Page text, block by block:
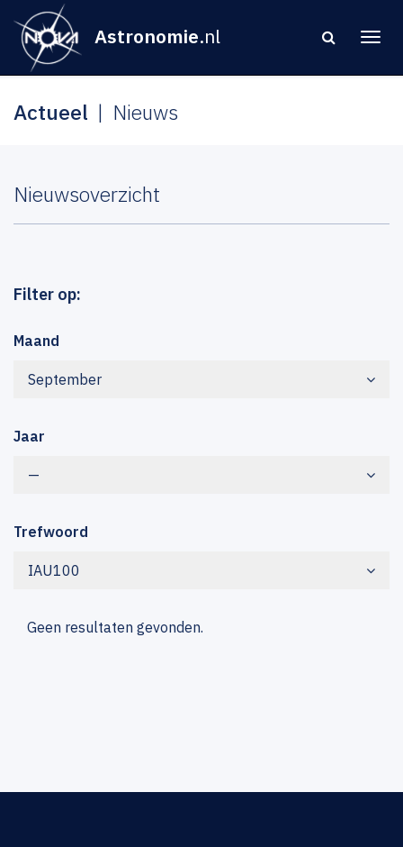
Astronomie.nl
Actueel Nieuws
Nieuwsoverzicht
Filter op:
Maand
September
Jaar
—
Trefwoord
IAU100
Geen resultaten gevonden.